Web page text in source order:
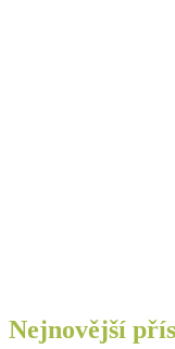
Nejnovější